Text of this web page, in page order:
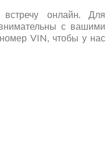
онлайн. Для
с вашими
VIN, чтобы у нас